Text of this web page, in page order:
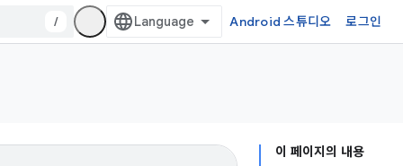
/ Android 스튜디오 로그인
이 페이지의 내용